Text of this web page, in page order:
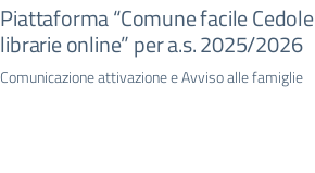
Piattaforma “Comune facile Cedole
librarie online” per a.s. 2025/2026
Comunicazione attivazione e Avviso alle famiglie